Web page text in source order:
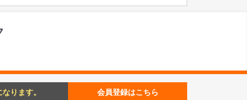
ります。 会員登録はこちら